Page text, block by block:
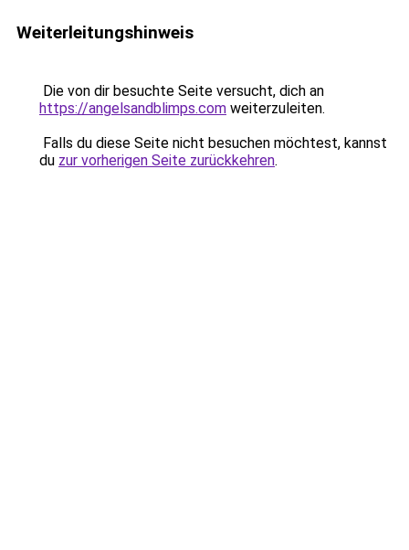
Weiterleitungshinweis
Die von dir besuchte Seite versucht, dich an
https://angelsandblimps.com weiterzuleiten.
Falls du diese Seite nicht besuchen möchtest, kannst
du zur vorherigen Seite zurückkehren.